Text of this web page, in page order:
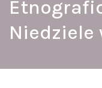
Niedziele